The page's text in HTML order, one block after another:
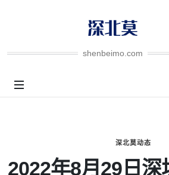
shenbeimo.com
深北莫动态
2022年8月29日深